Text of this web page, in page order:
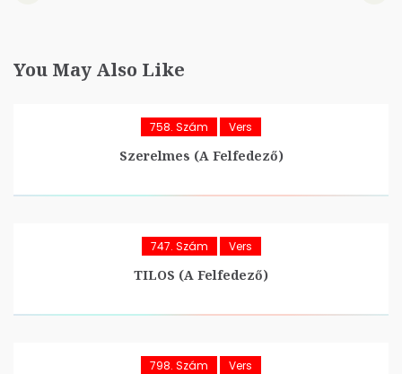
You May Also Like
758. Szám Vers
Szerelmes (A Felfedező)
747. Szám Vers
TILOS (A Felfedező)
798. Szám Vers